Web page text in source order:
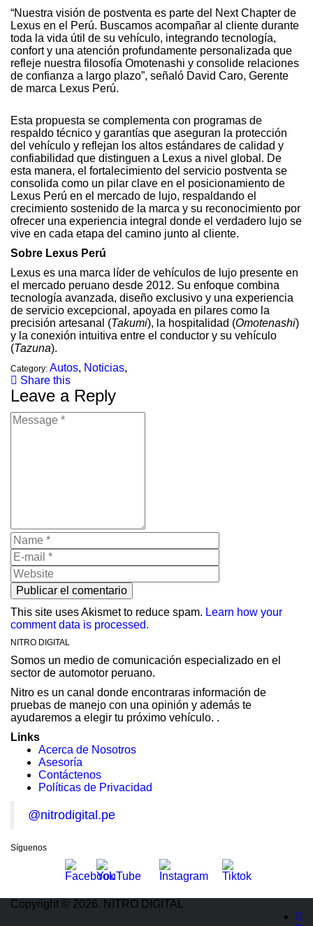
“Nuestra visión de postventa es parte del Next Chapter de
Lexus en el Perú. Buscamos acompañar al cliente durante
toda la vida útil de su vehículo, integrando tecnología,
confort y una atención profundamente personalizada que
refleje nuestra filosofía Omotenashi y consolide relaciones
de confianza a largo plazo”, señaló David Caro, Gerente
de marca Lexus Perú.
Esta propuesta se complementa con programas de
respaldo técnico y garantías que aseguran la protección
del vehículo y reflejan los altos estándares de calidad y
confiabilidad que distinguen a Lexus a nivel global. De
esta manera, el fortalecimiento del servicio postventa se
consolida como un pilar clave en el posicionamiento de
Lexus Perú en el mercado de lujo, respaldando el
crecimiento sostenido de la marca y su reconocimiento por
ofrecer una experiencia integral donde el verdadero lujo se
vive en cada etapa del camino junto al cliente.
Sobre Lexus Perú
Lexus es una marca líder de vehículos de lujo presente en
el mercado peruano desde 2012. Su enfoque combina
tecnología avanzada, diseño exclusivo y una experiencia
de servicio excepcional, apoyada en pilares como la
precisión artesanal (Takumi), la hospitalidad (Omotenashi)
y la conexión intuitiva entre el conductor y su vehículo
(Tazuna).
Category: Autos, Noticias,
Share this
Leave a Reply
This site uses Akismet to reduce spam. Learn how your
comment data is processed.
NITRO DIGITAL
Somos un medio de comunicación especializado en el
sector de automotor peruano.
Nitro es un canal donde encontraras información de
pruebas de manejo con una opinión y además te
ayudaremos a elegir tu próximo vehículo. .
Links
Acerca de Nosotros
Asesoría
Contáctenos
Políticas de Privacidad
@nitrodigital.pe
Síguenos
Copyright © 2026. NITRO DIGITAL